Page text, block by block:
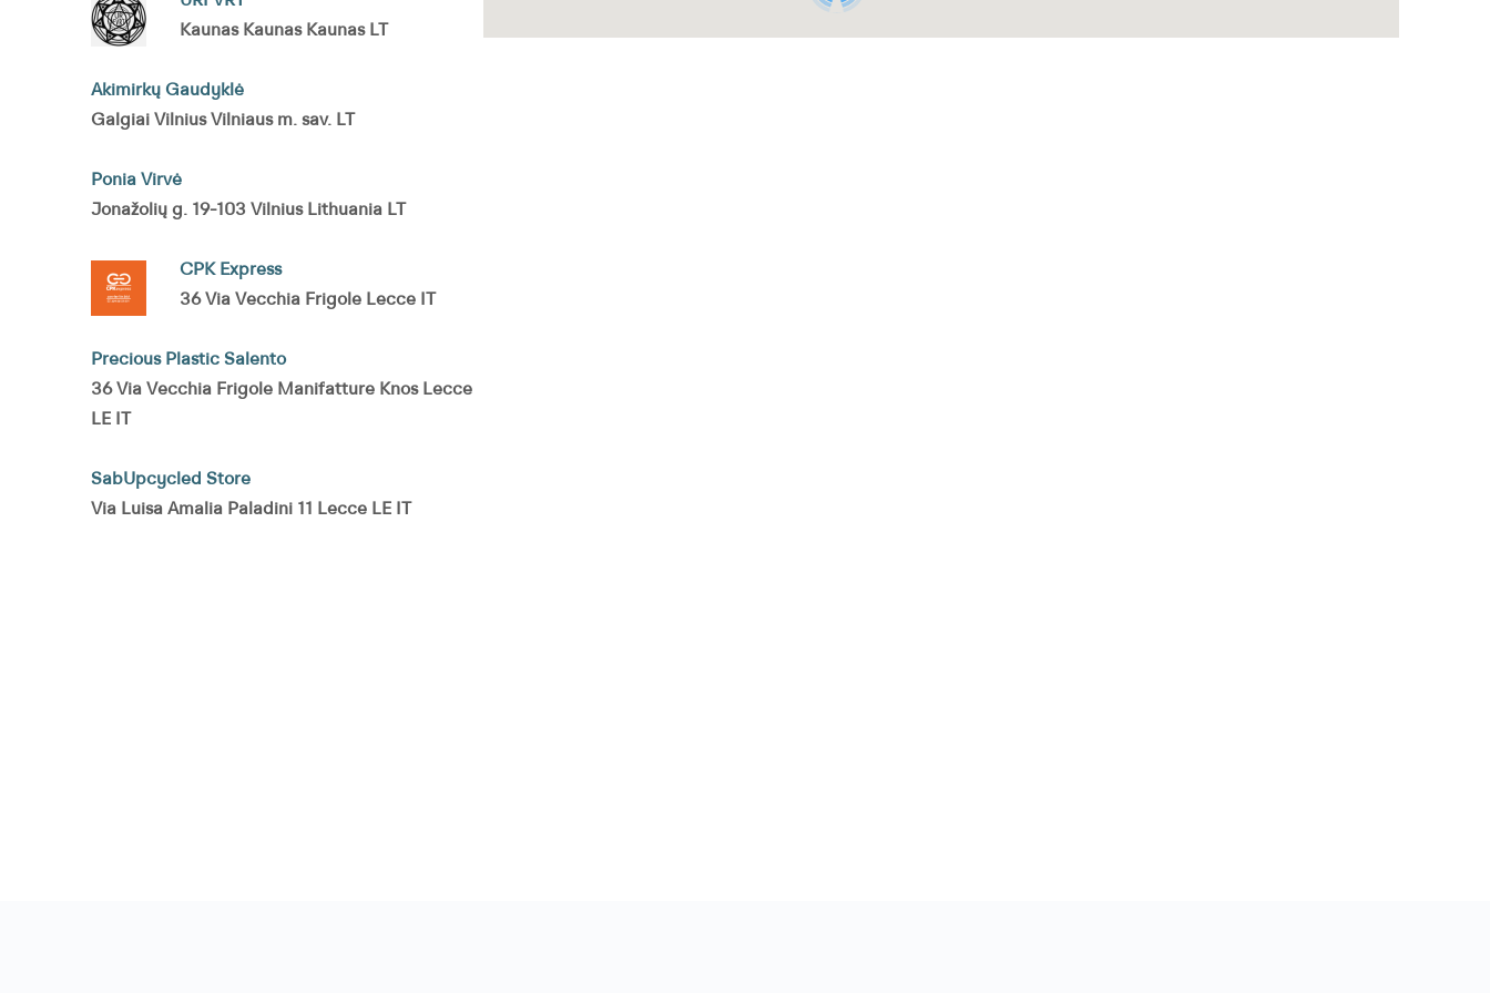
Kaunas Kaunas Kaunas LT
Akimirkų Gaudyklė
Galgiai Vilnius Vilniaus m. sav. LT
Ponia Virvė
Jonažolių g. 19-103 Vilnius Lithuania LT
CPK Express
36 Via Vecchia Frigole Lecce IT
Precious Plastic Salento
36 Via Vecchia Frigole Manifatture Knos Lecce
LE IT
SabUpcycled Store
Via Luisa Amalia Paladini 11 Lecce LE IT